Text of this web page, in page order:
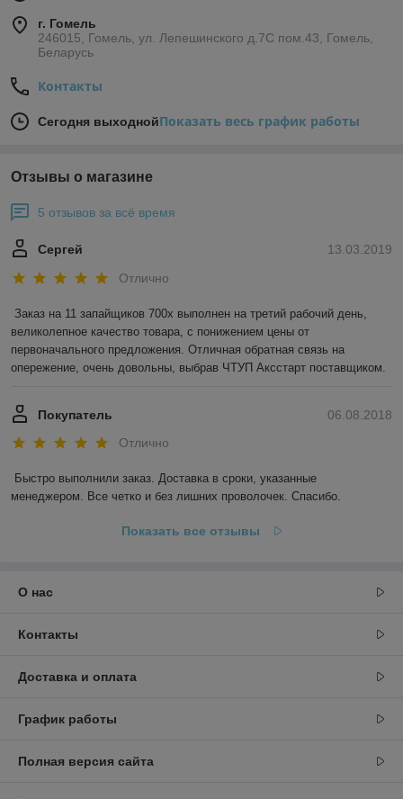
г. Гомель
246015, Гомель, ул. Лепешинского д.7С пом.43, Гомель,
Беларусь
Контакты
Сегодня выходнойПоказать весь график работы
Отзывы о магазине
5 отзывов за всё время
13.03.2019
Сергей
Отлично
Заказ на 11 запайщиков 700х выполнен на третий рабочий день,
великолепное качество товара, с понижением цены от
первоначального предложения. Отличная обратная связь на
опережение, очень довольны, выбрав ЧТУП Аксстарт поставщиком.
06.08.2018
Покупатель
Отлично
Быстро выполнили заказ. Доставка в сроки, указанные
менеджером. Все четко и без лишних проволочек. Спасибо.
Показать все отзывы
О нас
Контакты
Доставка и оплата
График работы
Полная версия сайта